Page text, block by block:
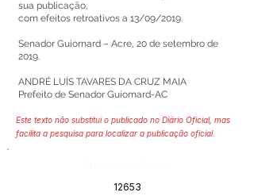
sua publicação,
com efeitos retroativos a 13/09/2019.
Senador Guiomard – Acre, 20 de setembro de
2019.
ANDRÉ LUÍS TAVARES DA CRUZ MAIA
Prefeito de Senador Guiomard-AC
Este texto não substitui o publicado no Diário Oficial, mas
facilita a pesquisa para localizar a publicação oficial.
12653